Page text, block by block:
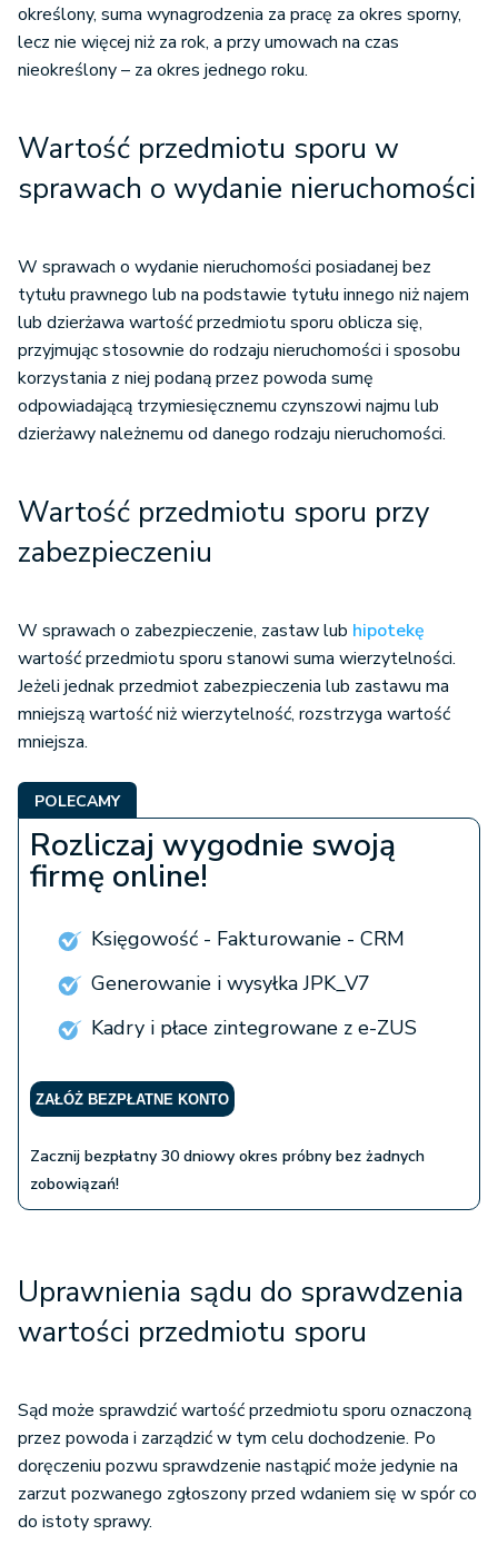
określony, suma wynagrodzenia za pracę za okres sporny,
lecz nie więcej niż za rok, a przy umowach na czas
nieokreślony – za okres jednego roku.
Wartość przedmiotu sporu w
sprawach o wydanie nieruchomości
W sprawach o wydanie nieruchomości posiadanej bez
tytułu prawnego lub na podstawie tytułu innego niż najem
lub dzierżawa wartość przedmiotu sporu oblicza się,
przyjmując stosownie do rodzaju nieruchomości i sposobu
korzystania z niej podaną przez powoda sumę
odpowiadającą trzymiesięcznemu czynszowi najmu lub
dzierżawy należnemu od danego rodzaju nieruchomości.
Wartość przedmiotu sporu przy
zabezpieczeniu
W sprawach o zabezpieczenie, zastaw lub hipotekę
wartość przedmiotu sporu stanowi suma wierzytelności.
Jeżeli jednak przedmiot zabezpieczenia lub zastawu ma
mniejszą wartość niż wierzytelność, rozstrzyga wartość
mniejsza.
POLECAMY
Rozliczaj wygodnie swoją
firmę online!
Księgowość - Fakturowanie - CRM
Generowanie i wysyłka JPK_V7
Kadry i płace zintegrowane z e-ZUS
ZAŁÓŻ BEZPŁATNE KONTO
Zacznij bezpłatny 30 dniowy okres próbny bez żadnych
zobowiązań!
Uprawnienia sądu do sprawdzenia
wartości przedmiotu sporu
Sąd może sprawdzić wartość przedmiotu sporu oznaczoną
przez powoda i zarządzić w tym celu dochodzenie. Po
doręczeniu pozwu sprawdzenie nastąpić może jedynie na
zarzut pozwanego zgłoszony przed wdaniem się w spór co
do istoty sprawy.